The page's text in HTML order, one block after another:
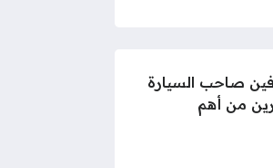
صاحب السيارة
من أهم